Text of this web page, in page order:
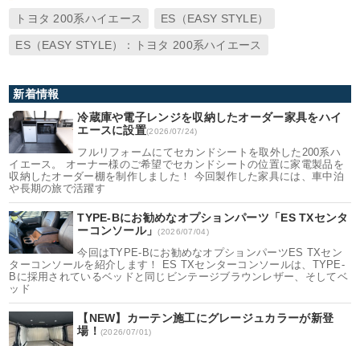
トヨタ 200系ハイエース ES（EASY STYLE）
ES（EASY STYLE）：トヨタ 200系ハイエース
新着情報
冷蔵庫や電子レンジを収納したオーダー家具をハイ
エースに設置(2026/07/24)
フルリフォームにてセカンドシートを取外した200系ハ
イエース。 オーナー様のご希望でセカンドシートの位置に家電製品を
収納したオーダー棚を制作しました！ 今回製作した家具には、車中泊
や長期の旅で活躍す
TYPE-Bにお勧めなオプションパーツ「ES TXセンタ
ーコンソール」(2026/07/04)
今回はTYPE-Bにお勧めなオプションパーツES TXセン
ターコンソールを紹介します！ ES TXセンターコンソールは、TYPE-
Bに採用されているベッドと同じビンテージブラウンレザー、そしてベ
ッド
【NEW】カーテン施工にグレージュカラーが新登
場！ (2026/07/01)